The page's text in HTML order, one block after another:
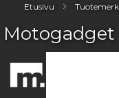
Etusivu
Motogadget